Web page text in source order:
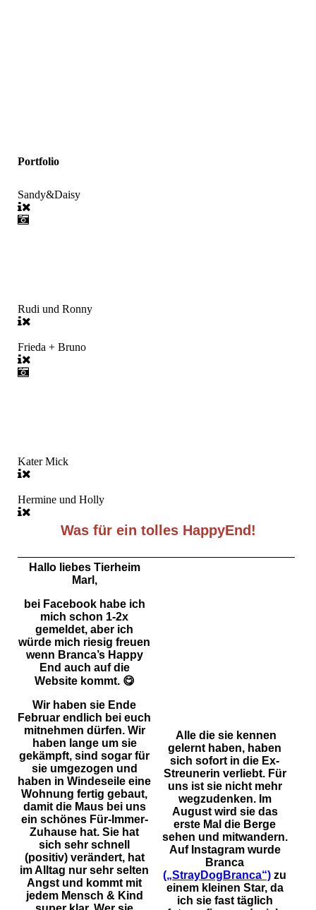
Portfolio
Sandy&Daisy
Rudi und Ronny
Frieda + Bruno
Kater Mick
Hermine und Holly
Was für ein tolles HappyEnd!
Hallo liebes Tierheim
Marl,
bei Facebook habe ich
mich schon 1-2x
gemeldet, aber ich
würde mich riesig freuen
wenn Branca’s Happy
End auch auf die
Website kommt. 😋
Wir haben sie Ende
Februar endlich bei euch
mitnehmen dürfen. Wir
haben lange um sie
gekämpft, sind sogar für
sie umgezogen und
haben in Windeseile eine
Wohnung fertig gebaut,
damit die Maus bei uns
ein schönes Für-Immer-
Zuhause hat. Sie hat
sich sehr schnell
(positiv) verändert, hat
im Alltag nur sehr selten
Angst und kommt mit
jedem Mensch & Kind
Alle die sie kennen
gelernt haben, haben
sich sofort in die Ex-
Streunerin verliebt. Für
uns ist sie nicht mehr
wegzudenken. Im
August wird sie das
erste Mal die Berge
sehen und mitwandern.
Auf Instagram wurde
Branca
(„StrayDogBranca“) zu
einem kleinen Star, da
ich sie fast täglich